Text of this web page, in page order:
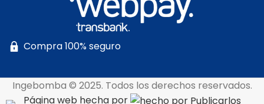
Compra 100% seguro
Ingebomba © 2025. Todos los derechos reservados.
Página web hecha por